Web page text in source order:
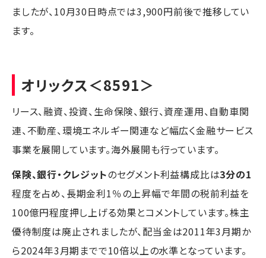
ましたが、10月30日時点では3,900円前後で推移してい
ます。
オリックス＜8591＞
リース、融資、投資、生命保険、銀行、資産運用、自動車関
連、不動産、環境エネルギー関連など幅広く金融サービス
事業を展開しています。海外展開も行っています。
保険、銀行・クレジットのセグメント利益構成比は3分の1
程度を占め、長期金利1％の上昇幅で年間の税前利益を
100億円程度押し上げる効果とコメントしています。株主
優待制度は廃止されましたが、配当金は2011年3月期か
ら2024年3月期までで10倍以上の水準となっています。